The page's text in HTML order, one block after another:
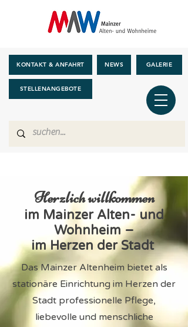
KONTAKT & ANFAHRT NEWS GALERIE
STELLENANGEBOTE
Herzlich willkommen
im Mainzer Alten- und
Wohnheim –
im Herzen der Stadt
Das Mainzer Altenheim bietet als
stationäre Einrichtung im Herzen der
Stadt professionelle Pflege,
liebevolle und menschliche